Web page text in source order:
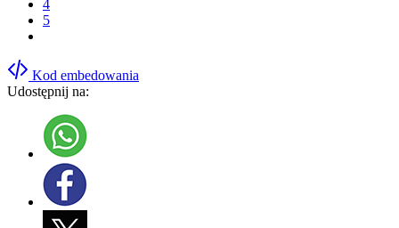
4
5
Kod embedowania
Udostępnij na: